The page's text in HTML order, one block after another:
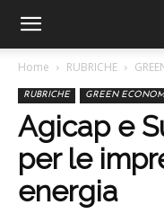
Home RUBRICHE
RUBRICHE GREEN
Agicap e
per le
energia